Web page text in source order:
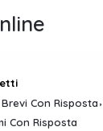
Con Risposta
Con Risposta